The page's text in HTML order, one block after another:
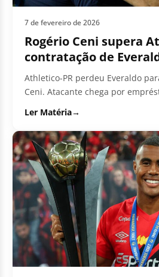
7 de fevereiro de 2026
Rogério Ceni supera
contratação de
Athletico-PR perdeu Everaldo
Ceni. Atacante chega por
Ler Matéria→